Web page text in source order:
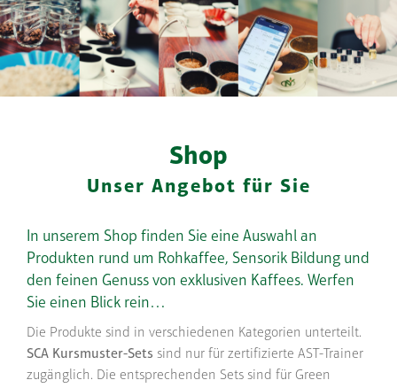
Shop
Unser Angebot für Sie
In unserem Shop finden Sie eine Auswahl an
Produkten rund um Rohkaffee, Sensorik Bildung und
den feinen Genuss von exklusiven Kaffees. Werfen
Sie einen Blick rein…
Die Produkte sind in verschiedenen Kategorien unterteilt.
SCA Kursmuster-Sets sind nur für zertifizierte AST-Trainer
zugänglich. Die entsprechenden Sets sind für Green